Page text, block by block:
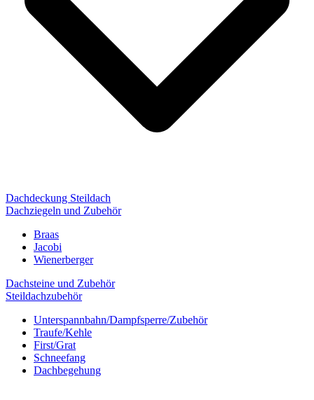
Dachdeckung Steildach
Dachziegeln und Zubehör
Braas
Jacobi
Wienerberger
Dachsteine und Zubehör
Steildachzubehör
Unterspannbahn/Dampfsperre/Zubehör
Traufe/Kehle
First/Grat
Schneefang
Dachbegehung